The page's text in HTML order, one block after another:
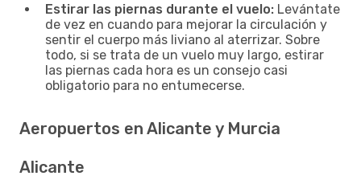
Estirar las piernas durante el vuelo: Levántate
de vez en cuando para mejorar la circulación y
sentir el cuerpo más liviano al aterrizar. Sobre
todo, si se trata de un vuelo muy largo, estirar
las piernas cada hora es un consejo casi
obligatorio para no entumecerse.
Aeropuertos en Alicante y Murcia
Alicante